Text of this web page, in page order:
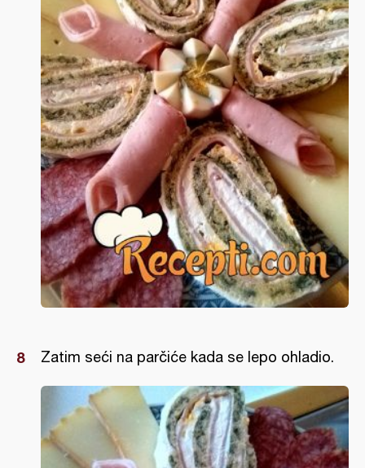
Zatim seći na parčiće kada se lepo ohladio.